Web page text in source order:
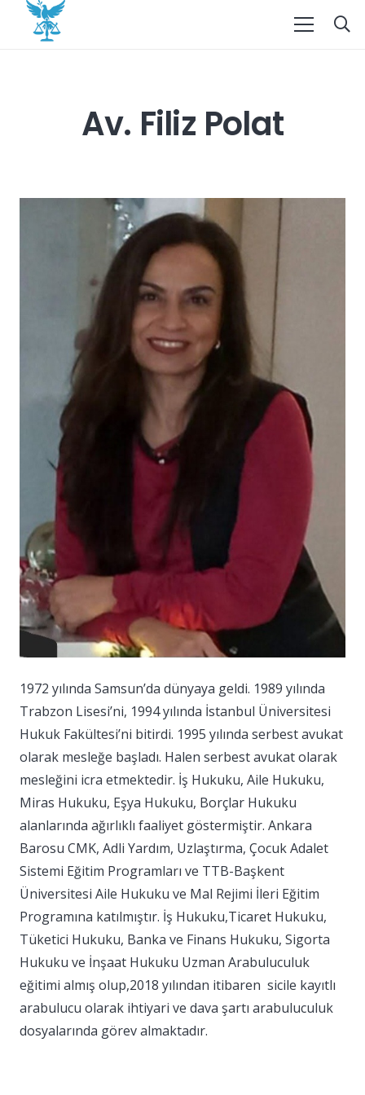
Av. Filiz Polat
1972 yılında Samsun’da dünyaya geldi. 1989 yılında
Trabzon Lisesi’ni, 1994 yılında İstanbul Üniversitesi
Hukuk Fakültesi’ni bitirdi. 1995 yılında serbest avukat
olarak mesleğe başladı. Halen serbest avukat olarak
mesleğini icra etmektedir. İş Hukuku, Aile Hukuku,
Miras Hukuku, Eşya Hukuku, Borçlar Hukuku
alanlarında ağırlıklı faaliyet göstermiştir. Ankara
Barosu CMK, Adli Yardım, Uzlaştırma, Çocuk Adalet
Sistemi Eğitim Programları ve TTB-Başkent
Üniversitesi Aile Hukuku ve Mal Rejimi İleri Eğitim
Programına katılmıştır. İş Hukuku,Ticaret Hukuku,
Tüketici Hukuku, Banka ve Finans Hukuku, Sigorta
Hukuku ve İnşaat Hukuku Uzman Arabuluculuk
eğitimi almış olup,2018 yılından itibaren sicile kayıtlı
arabulucu olarak ihtiyari ve dava şartı arabuluculuk
dosyalarında görev almaktadır.